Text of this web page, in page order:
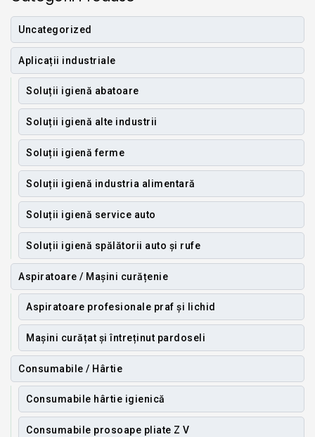
Uncategorized
Aplicații industriale
Soluții igienă abatoare
Soluții igienă alte industrii
Soluții igienă ferme
Soluții igienă industria alimentară
Soluții igienă service auto
Soluții igienă spălătorii auto și rufe
Aspiratoare / Mașini curățenie
Aspiratoare profesionale praf și lichid
Mașini curățat și întreținut pardoseli
Consumabile / Hârtie
Consumabile hârtie igienică
Consumabile prosoape pliate Z V